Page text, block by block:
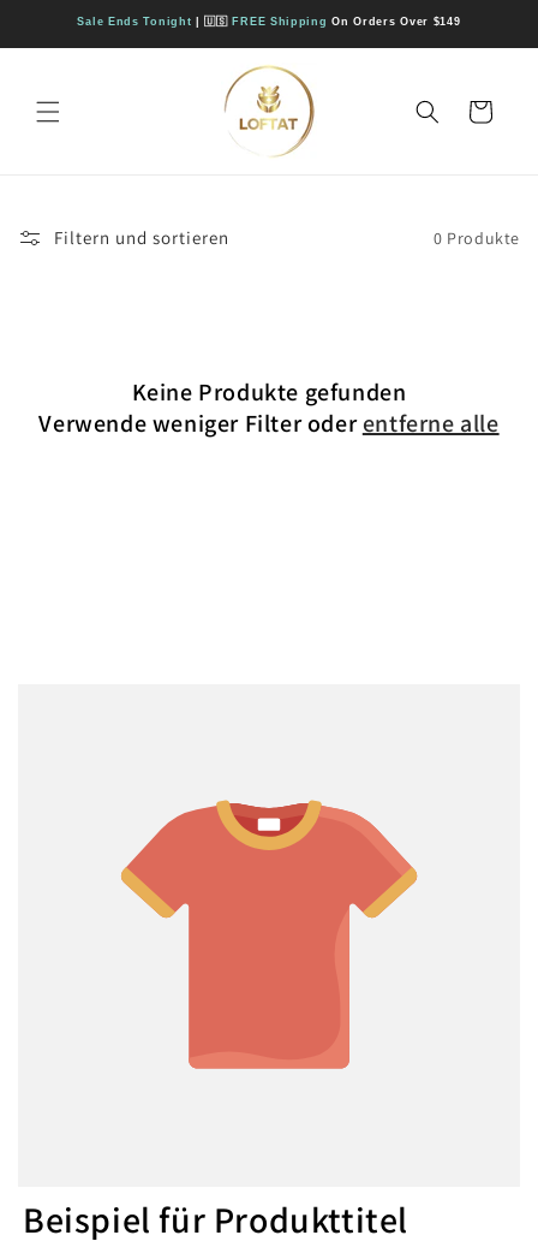
Inhalt
Sale Ends Tonight | 🇺🇸 FREE Shipping On Orders Over $149
Warenkorb
Filtern und sortieren 0 Produkte
Keine Produkte gefunden
Verwende weniger Filter oderentferne alle
Beispiel für Produkttitel